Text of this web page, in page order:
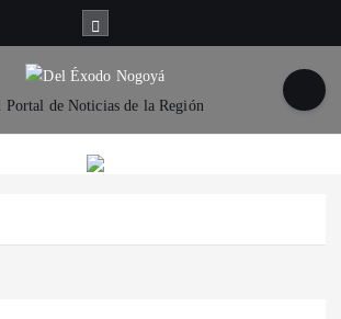
Portal de Noticias de la Región